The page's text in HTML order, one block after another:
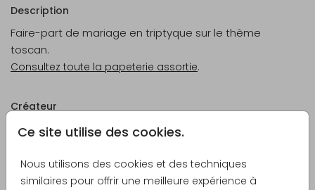
Ce site utilise des cookies.
Nous utilisons des cookies et des techniques
similaires pour offrir une meilleure expérience à
Description
Faire-part de mariage en triptyque sur le thème
toscan.
Consultez toute la papeterie assortie.
Créateur
Made for Moments
Catégorie
Faire-part de mariage